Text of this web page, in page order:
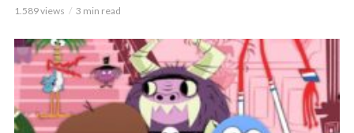
1.589 views 3 min read